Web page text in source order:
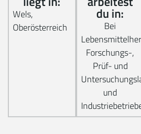
Wels,
Oberösterreich
du in:
Bei
Forschungs-,
Prüf- und
und